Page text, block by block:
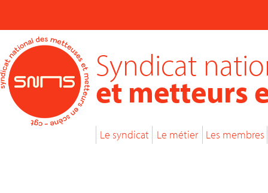
Syndicat
et metteurs
Le syndicat Le métier Les membres